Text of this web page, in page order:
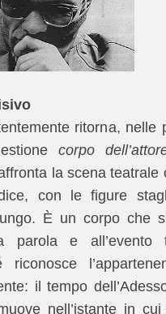
ritorna, nelle
corpo
la scena teatrale
con le figure
È un corpo che
parola e all’evento
riconosce
il tempo
nell’istante in cui